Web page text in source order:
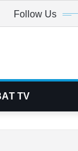
Follow Us
TV